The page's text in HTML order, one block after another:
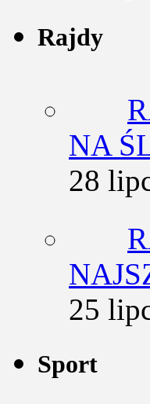
Rajdy
NA
28
25
Sport